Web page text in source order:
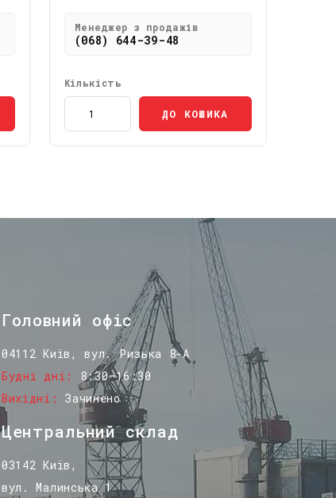
Менеджер з продажів
(068) 644-39-48
Кількість
ДО КОШИКА
Головний офіс
04112 Київ, вул. Ризька 8-А
Будні дні
8:30–16:30
Вихідні
Зачинено
Центральний склад
03142 Київ,
вул. Малинська 1